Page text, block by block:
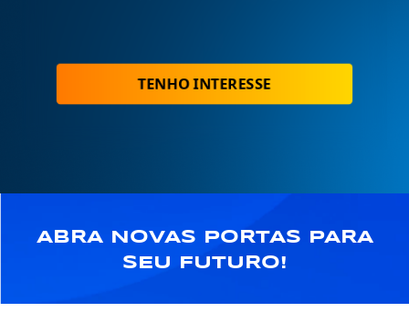
ABRA NOVAS PORTAS PARA
SEU FUTURO!